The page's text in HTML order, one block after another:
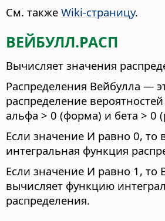
См. также Wiki-страницу.
ВЕЙБУЛЛ.РАСП
Вычисляет значения
Распределения Вейбулла —
распределение
альфа > 0 (форма) и бета > 0
Если значение И равно 0, то
интегральная функция
Если значение И равно 1,
вычисляет функцию
распределения.